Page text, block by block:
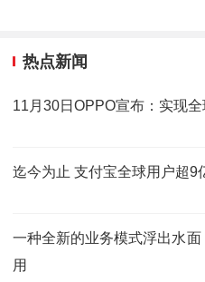
热点新闻
11月30日OPPO宣布：实现
迄今为止 支付宝全球用户超9
一种全新的业务模式浮出水
用